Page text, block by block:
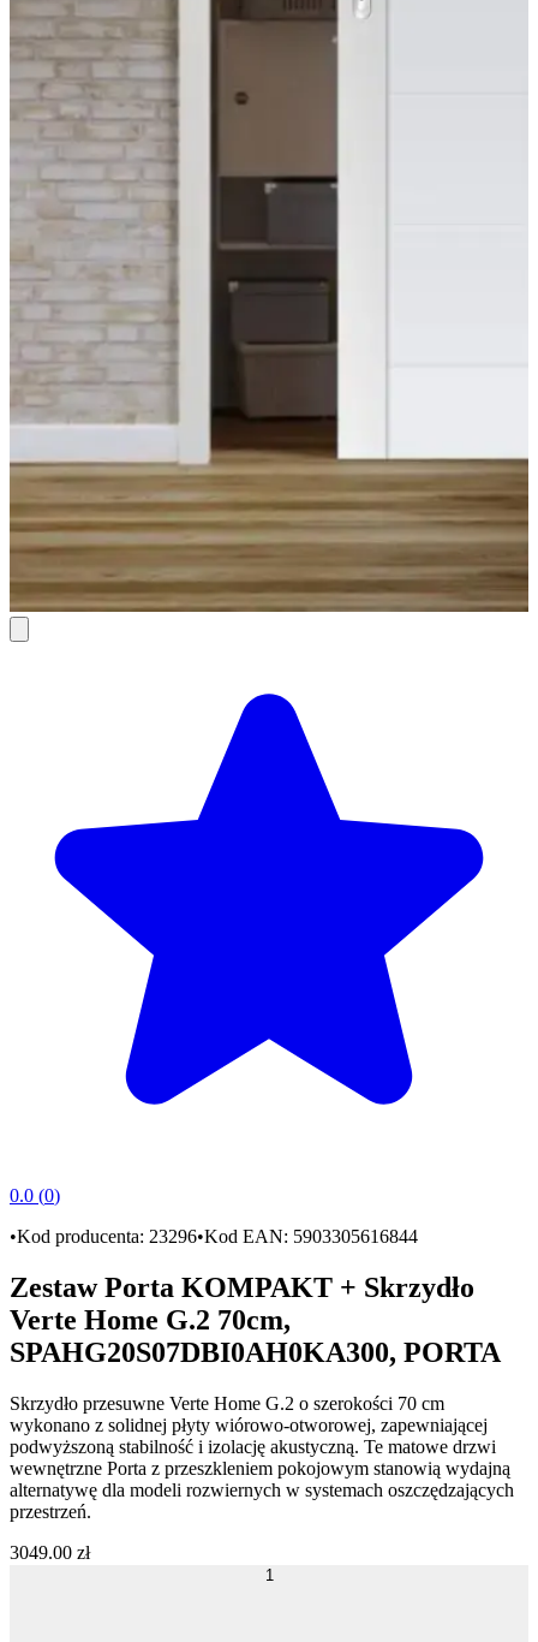
0.0 (0)
•Kod producenta: 23296•Kod EAN: 5903305616844
Zestaw Porta KOMPAKT + Skrzydło
Verte Home G.2 70cm,
SPAHG20S07DBI0AH0KA300, PORTA
Skrzydło przesuwne Verte Home G.2 o szerokości 70 cm
wykonano z solidnej płyty wiórowo-otworowej, zapewniającej
podwyższoną stabilność i izolację akustyczną. Te matowe drzwi
wewnętrzne Porta z przeszkleniem pokojowym stanowią wydajną
alternatywę dla modeli rozwiernych w systemach oszczędzających
przestrzeń.
3049.00 zł
1